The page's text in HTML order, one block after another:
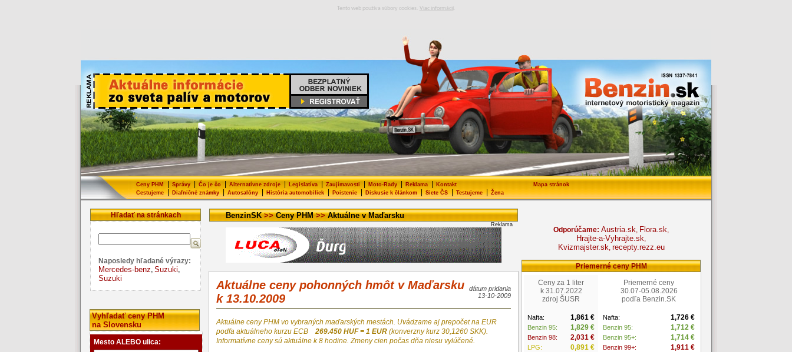
Tento web používa súbory cookies. Viac informácií
Ceny PHM Správy Čo je čo Alternatívne zdroje Legislatíva Zaujímavosti Moto-Rady Reklama Kontakt
Mapa stránok
Cestujeme| Diaľničné známky| Autosalóny| História automobiliek| Poistenie| Diskusie k článkom| Siete ČS| Testujeme| Žena
Hľadať na stránkach
Naposledy hľadané výrazy:
Mercedes-benz, Suzuki,
Suzuki
Vyhľadať ceny PHM
na Slovensku
Mesto ALEBO ulica:
BenzinSK>>Ceny PHM>>Aktuálne v Maďarsku
Reklama
Aktuálne ceny pohonných hmôt v Maďarsku
k 13.10.2009
dátum pridania
13-10-2009
Aktuálne ceny PHM vo vybraných maďarských mestách. Uvádzame aj prepočet na EUR
podľa aktuálneho kurzu ECB269.450 HUF = 1 EUR (konverzny kurz 30,1260 SKK).
Informatívne ceny sú aktuálne k 8 hodine. Zmeny cien počas dňa niesu vylúčené.
Odporúčame: Austria.sk, Flora.sk,
Hrajte-a-Vyhrajte.sk,
Kvizmajster.sk, recepty.rezz.eu
Priemerné ceny PHM
Ceny za 1 liter
k 31.07.2022
zdroj ŠUSR
Nafta: 1,861 €
Benzin 95: 1,829 €
Benzin 98: 2,031 €
LPG: 0,891 €
Priemerné ceny
30.07-05.08.2026
podľa Benzin.SK
Nafta: 1,726 €
Benzin 95: 1,712 €
Benzin 95+: 1,714 €
Benzin 99+: 1,911 €